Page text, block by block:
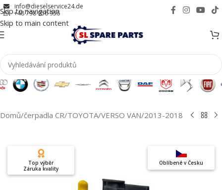
Skip to navigation
Skip to main content
info@dieselservice24.de
+48 798 956 956
Domů/čerpadla CR/TOYOTA/VERSO VAN/2013-2018
Oblíbené v Česku
Top výběr
Záruka kvality